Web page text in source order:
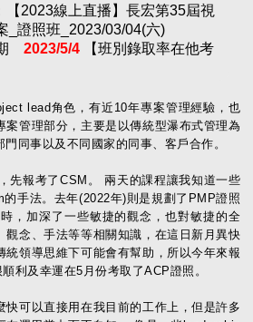
線上直播】長宏第35屆視
_證照班_2023/03/04(六)
期2023/5/4 【班別錄取率在他考
lead角色，有近10年專案管理經驗，也
案管理部分，主要是以傳統型瀑布式管理為
同事以及不同國家的同事、客戶合作。
先報考了CSM。 兩天的課程讓我知道一些
手法。去年(2022年)則是規劃了PMP證照
，加深了一些敏捷的觀念，也對敏捷的全
觀念、手法等等相關知識，在這日新月異快
統領導思維下可能會有幫助，所以今年來報
利及幸運在5月份考取了ACP證照。
快可以直接用在我目前的工作上，但是許多